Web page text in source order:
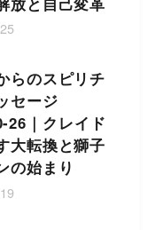
らのスピリチ
セージ
26｜クレイド
大転換と獅子
の始まり